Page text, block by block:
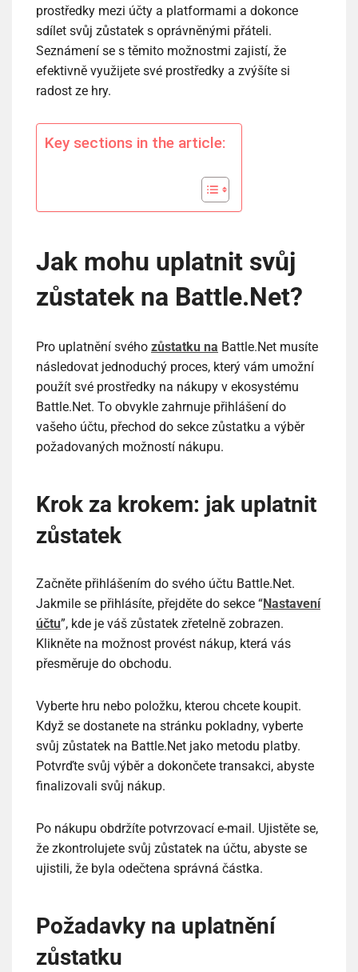
prostředky mezi účty a platformami a dokonce
sdílet svůj zůstatek s oprávněnými přáteli.
Seznámení se s těmito možnostmi zajistí, že
efektivně využijete své prostředky a zvýšíte si
radost ze hry.
Key sections in the article:
Jak mohu uplatnit svůj
zůstatek na Battle.Net?
Pro uplatnění svého zůstatku na Battle.Net musíte
následovat jednoduchý proces, který vám umožní
použít své prostředky na nákupy v ekosystému
Battle.Net. To obvykle zahrnuje přihlášení do
vašeho účtu, přechod do sekce zůstatku a výběr
požadovaných možností nákupu.
Krok za krokem: jak uplatnit
zůstatek
Začněte přihlášením do svého účtu Battle.Net.
Jakmile se přihlásíte, přejděte do sekce “Nastavení
účtu”, kde je váš zůstatek zřetelně zobrazen.
Klikněte na možnost provést nákup, která vás
přesměruje do obchodu.
Vyberte hru nebo položku, kterou chcete koupit.
Když se dostanete na stránku pokladny, vyberte
svůj zůstatek na Battle.Net jako metodu platby.
Potvrďte svůj výběr a dokončete transakci, abyste
finalizovali svůj nákup.
Po nákupu obdržíte potvrzovací e-mail. Ujistěte se,
že zkontrolujete svůj zůstatek na účtu, abyste se
ujistili, že byla odečtena správná částka.
Požadavky na uplatnění
zůstatku